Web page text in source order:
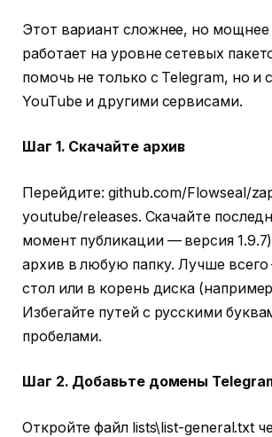
Этот вариант сложнее, но
работает на уровне сетевых
помочь не только с Telegram, но и
YouTube и другими сервисами.
Шаг 1. Скачайте архив
Перейдите: github.com/Flowseal/
youtube/releases. Скачайте
момент публикации — версия
архив в любую папку. Лучше
стол или в корень диска
Избегайте путей с русскими
пробелами.
Шаг 2. Добавьте домены
Откройте файл lists\list-general.txt